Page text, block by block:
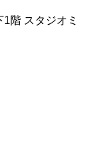
階 スタジオミ